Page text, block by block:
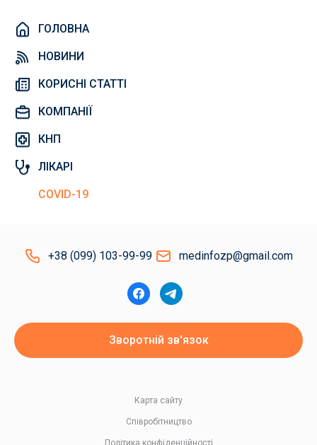
ГОЛОВНА
НОВИНИ
КОРИСНІ СТАТТІ
КОМПАНІЇ
КНП
ЛІКАРІ
COVID-19
+38 (099) 103-99-99 medinfozp@gmail.com
Зворотній зв'язок
Політика конфіденційності
Співробітництво
Карта сайту